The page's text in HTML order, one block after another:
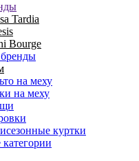
Tardia
Bourge
на меху
на меху
куртки